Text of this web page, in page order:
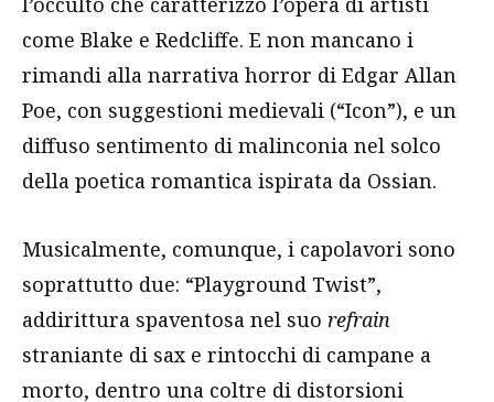
come Blake e Redcliffe. E non mancano i
rimandi alla narrativa horror di Edgar Allan
Poe, con suggestioni medievali (“Icon”), e un
diffuso sentimento di malinconia nel solco
della poetica romantica ispirata da Ossian.
Musicalmente, comunque, i capolavori sono
soprattutto due: “Playground Twist”,
addirittura spaventosa nel suo refrain
straniante di sax e rintocchi di campane a
morto, dentro una coltre di distorsioni